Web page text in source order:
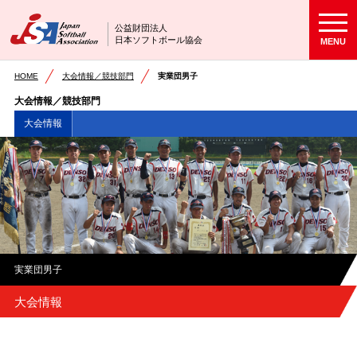
公益財団法人
日本ソフトボール協会
MENU
HOME 大会情報／競技部門 実業団男子
大会情報／競技部門
大会情報
実業団男子
大会情報